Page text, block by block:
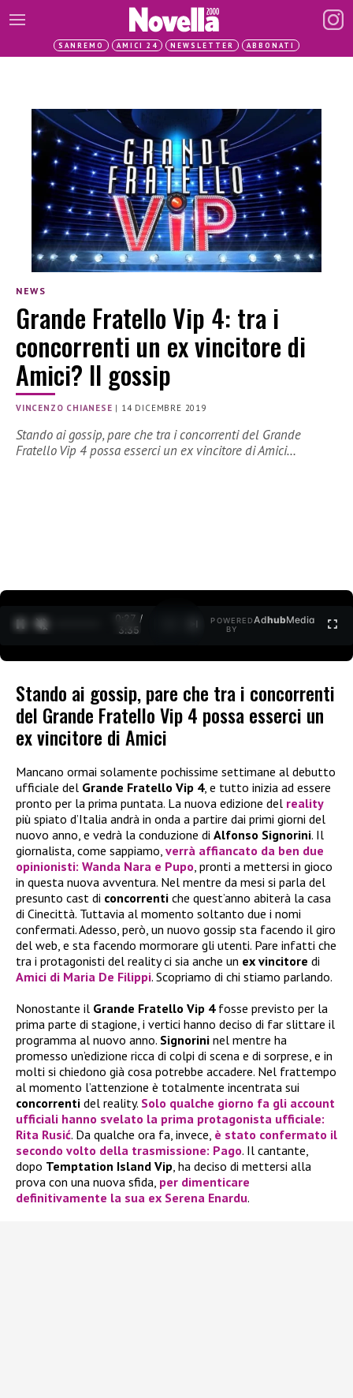
SANREMO AMICI 24 NEWSLETTER ABBONATI
NEWS
Grande Fratello Vip 4: tra i
concorrenti un ex vincitore di
Amici? Il gossip
VINCENZO CHIANESE | 14 DICEMBRE 2019
Stando ai gossip, pare che tra i concorrenti del Grande
Fratello Vip 4 possa esserci un ex vincitore di Amici…
0:27 /
3:35
POWERED
BY
AdhubMedia
Stando ai gossip, pare che tra i concorrenti
del Grande Fratello Vip 4 possa esserci un
ex vincitore di Amici
Mancano ormai solamente pochissime settimane al debutto
ufficiale del Grande Fratello Vip 4, e tutto inizia ad essere
pronto per la prima puntata. La nuova edizione del reality
più spiato d’Italia andrà in onda a partire dai primi giorni del
nuovo anno, e vedrà la conduzione di Alfonso Signorini. Il
giornalista, come sappiamo, verrà affiancato da ben due
opinionisti: Wanda Nara e Pupo, pronti a mettersi in gioco
in questa nuova avventura. Nel mentre da mesi si parla del
presunto cast di concorrenti che quest’anno abiterà la casa
di Cinecittà. Tuttavia al momento soltanto due i nomi
confermati. Adesso, però, un nuovo gossip sta facendo il giro
del web, e sta facendo mormorare gli utenti. Pare infatti che
tra i protagonisti del reality ci sia anche un ex vincitore di
Amici di Maria De Filippi. Scopriamo di chi stiamo parlando.
Nonostante il Grande Fratello Vip 4fosse previsto per la
prima parte di stagione, i vertici hanno deciso di far slittare il
programma al nuovo anno. Signorini nel mentre ha
promesso un’edizione ricca di colpi di scena e di sorprese, e in
molti si chiedono già cosa potrebbe accadere. Nel frattempo
al momento l’attenzione è totalmente incentrata sui
concorrenti del reality. Solo qualche giorno fa gli account
ufficiali hanno svelato la prima protagonista ufficiale:
Rita Rusić. Da qualche ora fa, invece, è stato confermato il
secondo volto della trasmissione: Pago. Il cantante,
dopo Temptation Island Vip, ha deciso di mettersi alla
prova con una nuova sfida, per dimenticare
definitivamente la sua ex Serena Enardu.